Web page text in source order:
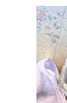
c
e
b
o
o
k